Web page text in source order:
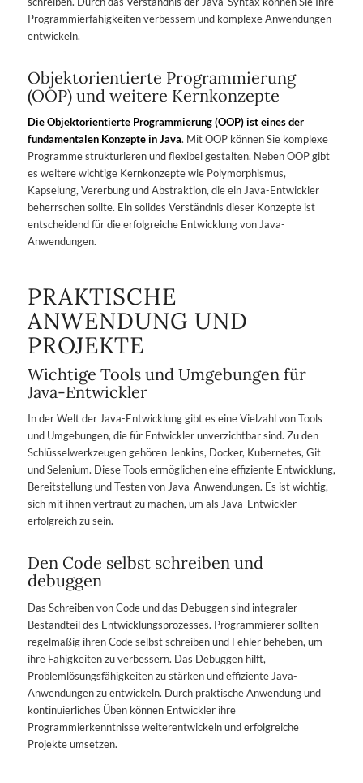
Programmierfähigkeiten verbessern und komplexe Anwendungen
entwickeln.
Objektorientierte Programmierung
(OOP) und weitere Kernkonzepte
Die Objektorientierte Programmierung (OOP) ist eines der
fundamentalen Konzepte in Java. Mit OOP können Sie komplexe
Programme strukturieren und flexibel gestalten. Neben OOP gibt
es weitere wichtige Kernkonzepte wie Polymorphismus,
Kapselung, Vererbung und Abstraktion, die ein Java-Entwickler
beherrschen sollte. Ein solides Verständnis dieser Konzepte ist
entscheidend für die erfolgreiche Entwicklung von Java-
Anwendungen.
PRAKTISCHE
ANWENDUNG UND
PROJEKTE
Wichtige Tools und Umgebungen für
Java-Entwickler
In der Welt der Java-Entwicklung gibt es eine Vielzahl von Tools
und Umgebungen, die für Entwickler unverzichtbar sind. Zu den
Schlüsselwerkzeugen gehören Jenkins, Docker, Kubernetes, Git
und Selenium. Diese Tools ermöglichen eine effiziente Entwicklung,
Bereitstellung und Testen von Java-Anwendungen. Es ist wichtig,
sich mit ihnen vertraut zu machen, um als Java-Entwickler
erfolgreich zu sein.
Den Code selbst schreiben und
debuggen
Das Schreiben von Code und das Debuggen sind integraler
Bestandteil des Entwicklungsprozesses. Programmierer sollten
regelmäßig ihren Code selbst schreiben und Fehler beheben, um
ihre Fähigkeiten zu verbessern. Das Debuggen hilft,
Problemlösungsfähigkeiten zu stärken und effiziente Java-
Anwendungen zu entwickeln. Durch praktische Anwendung und
kontinuierliches Üben können Entwickler ihre
Programmierkenntnisse weiterentwickeln und erfolgreiche
Projekte umsetzen.